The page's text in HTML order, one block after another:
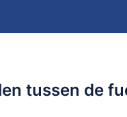
tussen de